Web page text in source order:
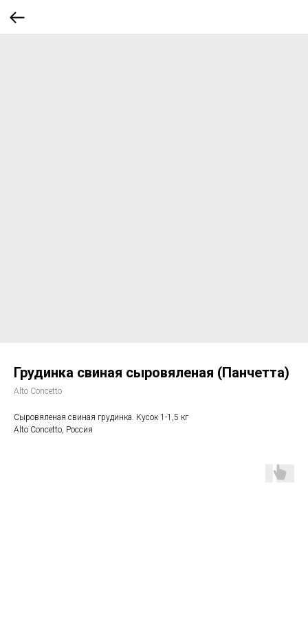
Грудинка свиная сыровяленая (Панчетта)
Alto Concetto
Сыровяленая свиная грудинка. Кусок 1-1,5 кг
Alto Concetto, Россия